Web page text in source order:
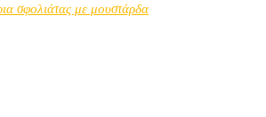
σφολιάτας με μουστάρδα